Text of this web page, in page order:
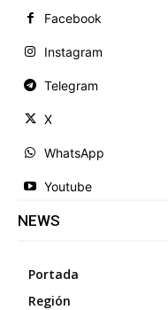
Facebook
Instagram
Telegram
X
WhatsApp
Youtube
NEWS
Portada
Región